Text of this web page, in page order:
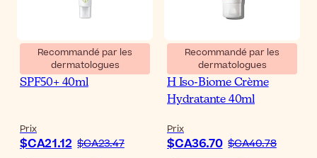
Recommandé par les
dermatologues
SVR Sebiaclear Crème
SPF50+ 40ml
Prix
$CA21.12 $CA23.47
Recommandé par les
dermatologues
La Roche-Posay Effaclar
H Iso-Biome Crème
Hydratante 40ml
Prix
$CA36.70 $CA40.78